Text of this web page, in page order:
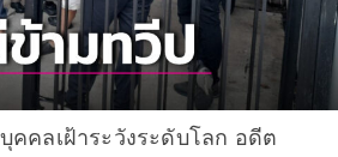
คลเฝ้าระวังระดับโลก อดีต